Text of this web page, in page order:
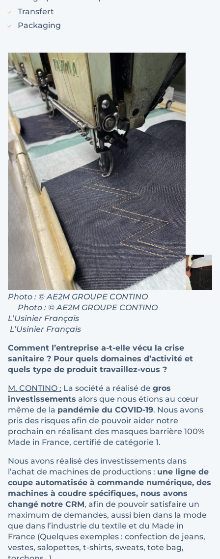
Transfert
Packaging
Photo : © AE2M GROUPE CONTINO
Photo : © AE2M GROUPE CONTINO
L’Usinier Français
L’Usinier Français
Comment l’entreprise a-t-elle vécu la crise
sanitaire ? Pour quels domaines d’activité et
quels type de produit travaillez-vous ?
M. CONTINO : La société a réalisé de gros
investissements alors que nous étions au cœur
même de la pandémie du COVID-19. Nous avons
pris des risques afin de pouvoir aider notre
prochain en réalisant des masques barrière 100%
Made in France, certifié de catégorie 1.
Nous avons réalisé des investissements dans
l’achat de machines de productions : une ligne de
coupe automatisée à commande numérique, des
machines à coudre spécifiques, nous avons
changé notre CRM, afin de pouvoir satisfaire un
maximum de demandes, aussi bien dans la mode
que dans l’industrie du textile et du Made in
France (Quelques exemples : confection de jeans,
vestes, salopettes, t-shirts, sweats, tote bag,